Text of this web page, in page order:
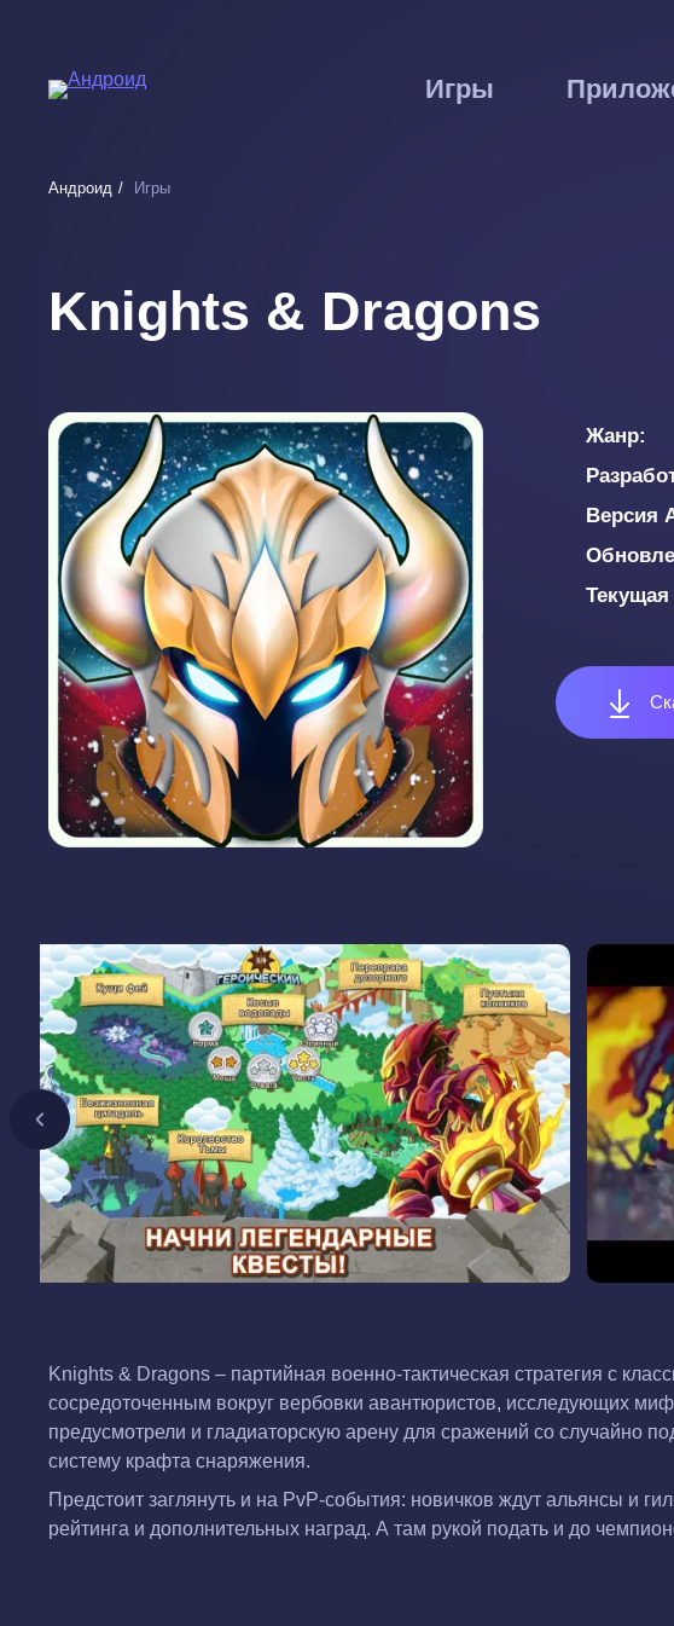
основному
Игры
Андроид Игры
Knights & Dragons
Жанр
Версия
Текущая
Knights & Dragons – партийная военно-тактическая стратегия с
сосредоточенным вокруг вербовки авантюристов, исследующих
предусмотрели и гладиаторскую арену для сражений со случайно
систему крафта снаряжения.
Предстоит заглянуть и на PvP-события: новичков ждут альянсы и
рейтинга и дополнительных наград. А там рукой подать и до